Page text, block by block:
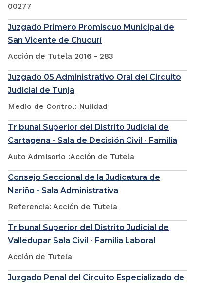
00277
Juzgado Primero Promiscuo Municipal de
San Vicente de Chucurí
Acción de Tutela 2016 - 283
Juzgado 05 Administrativo Oral del Circuito
Judicial de Tunja
Medio de Control: Nulidad
Tribunal Superior del Distrito Judicial de
Cartagena - Sala de Decisión Civil - Familia
Auto Admisorio :Acción de Tutela
Consejo Seccional de la Judicatura de
Nariño - Sala Administrativa
Referencia: Acción de Tutela
Tribunal Superior del Distrito Judicial de
Valledupar Sala Civil - Familia Laboral
Acción de Tutela
Juzgado Penal del Circuito Especializado de